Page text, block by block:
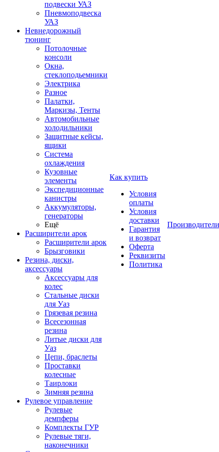
подвески УАЗ
Пневмоподвеска
УАЗ
Невнедорожный
тюнинг
Потолочные
консоли
Окна,
стеклоподьемники
Электрика
Разное
Палатки,
Маркизы, Тенты
Автомобильные
холодильники
Защитные кейсы,
ящики
Система
охлаждения
Кузовные
элементы
Экспедиционные
канистры
Аккумуляторы,
генераторы
Ещё
Расширители арок
Расширители арок
Брызговики
Резина, диски,
аксессуары
Аксессуары для
колес
Стальные диски
для Уаз
Грязевая резина
Всесезонная
резина
Литые диски для
Уаз
Цепи, браслеты
Проставки
колесные
Таирлоки
Зимняя резина
Рулевое управление
Рулевые
демпферы
Комплекты ГУР
Рулевые тяги,
наконечники
Как купить
Условия
оплаты
Условия
доставки
Гарантия
и возврат
Оферта
Реквизиты
Политика
Производители